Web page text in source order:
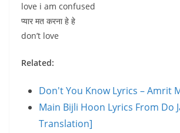
love i am confused
प्यार मत करना हे हे
don’t love
Related:
Don't You Know Lyrics – Amrit
Main Bijli Hoon Lyrics From Do
Translation]